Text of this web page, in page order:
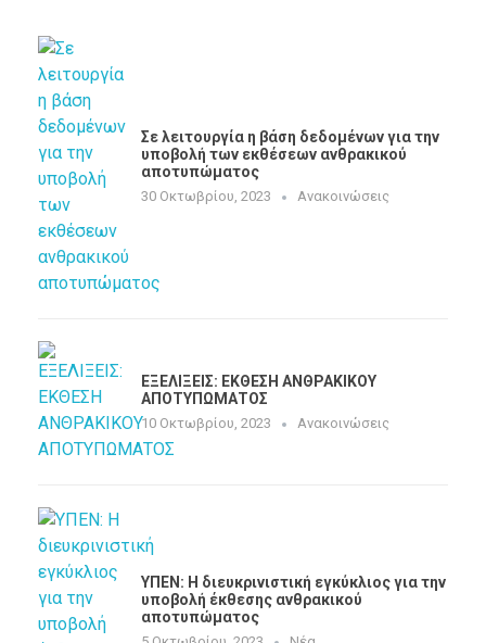
Σε λειτουργία η βάση δεδομένων για την
υποβολή των εκθέσεων ανθρακικού
αποτυπώματος
30 Οκτωβρίου, 2023 Ανακοινώσεις
ΕΞΕΛΙΞΕΙΣ: ΕΚΘΕΣH ΑΝΘΡΑΚΙΚΟΥ
ΑΠΟΤΥΠΩΜΑΤΟΣ
10 Οκτωβρίου, 2023 Ανακοινώσεις
ΥΠΕΝ: H διευκρινιστική εγκύκλιος για την
υποβολή έκθεσης ανθρακικού
αποτυπώματος